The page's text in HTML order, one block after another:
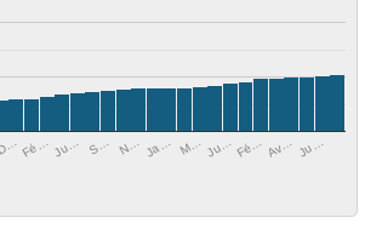
Fé… Ju… S… N… Ja… M… Ju…Fé… Av… Ju…